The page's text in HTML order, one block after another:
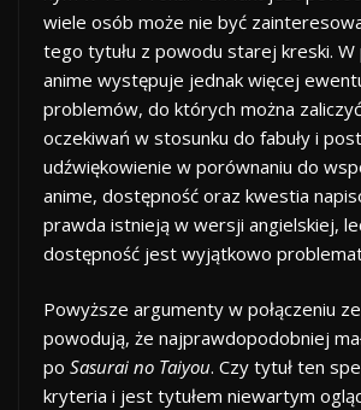
wiele osób może nie być
tego tytułu z powodu starej kreski.
anime występuje jednak więcej
problemów, do których można
oczekiwań w stosunku do fabuły i
udźwiękowienie w porównaniu do
anime, dostępność oraz kwestia
prawda istnieją w wersji angielskiej,
dostępność jest wyjątkowo
Powyższe argumenty w połączeniu
powodują, że najprawdopodobniej
po Sasurai no Taiyou. Czy tytuł ten
kryteria i jest tytułem niewartym